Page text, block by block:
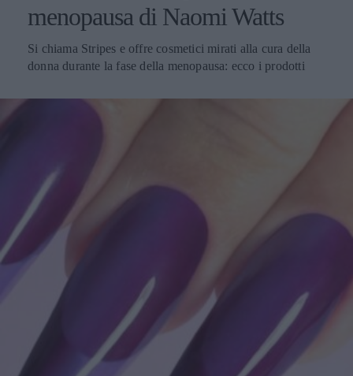
menopausa di Naomi Watts
Si chiama Stripes e offre cosmetici mirati alla cura della
donna durante la fase della menopausa: ecco i prodotti